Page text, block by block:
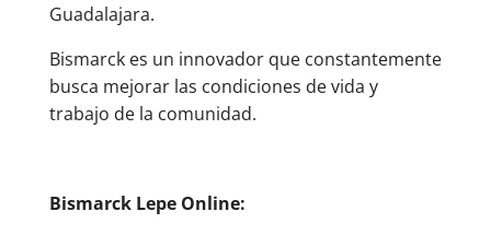
Guadalajara.
Bismarck es un innovador que constantemente
busca mejorar las condiciones de vida y
trabajo de la comunidad.
Bismarck Lepe Online: